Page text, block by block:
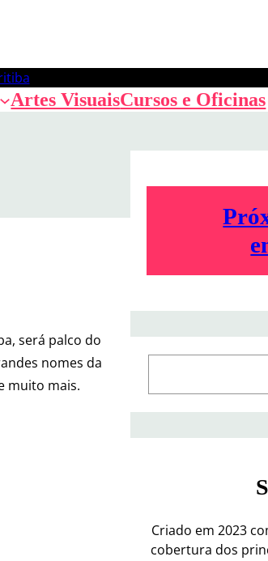
Artes VisuaisCursos e Oficinas
será palco do
nomes da
muito mais.
c
Criado em 2023
cobertura dos